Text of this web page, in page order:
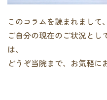
このコラムを読まれまして
ご自分の現在のご状況とし
は、
どうぞ当院まで、お気軽に